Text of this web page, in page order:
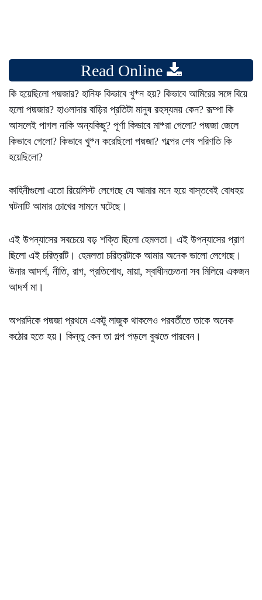
Read Online
কি হয়েছিলো পদ্মজার? হানিফ কিভাবে খু*ন হয়? কিভাবে আমিরের সঙ্গে বিয়ে
হলো পদ্মজার? হাওলাদার বাড়ির প্রতিটা মানুষ রহস্যময় কেন? রূম্পা কি
আসলেই পাগল নাকি অন্যকিছু? পূর্ণা কিভাবে মা*রা গেলো? পদ্মজা জেলে
কিভাবে গেলো? কিভাবে খু*ন করেছিলো পদ্মজা? গল্পের শেষ পরিণতি কি
হয়েছিলো?
কাহিনীগুলো এতো রিয়েলিস্ট লেগেছে যে আমার মনে হয়ে বাস্তবেই বোধহয়
ঘটনাটি আমার চোখের সামনে ঘটেছে।
এই উপন্যাসের সবচেয়ে বড় শক্তি ছিলো হেমলতা। এই উপন্যাসের প্রাণ
ছিলো এই চরিত্রটি। হেমলতা চরিত্রটাকে আমার অনেক ভালো লেগেছে।
উনার আদর্শ, নীতি, রাগ, প্রতিশোধ, মায়া, স্বাধীনচেতনা সব মিলিয়ে একজন
আদর্শ মা।
অপরদিকে পদ্মজা প্রথমে একটু লাজুক থাকলেও পরবর্তীতে তাকে অনেক
কঠোর হতে হয়। কিন্তু কেন তা গল্প পড়লে বুঝতে পারবেন।